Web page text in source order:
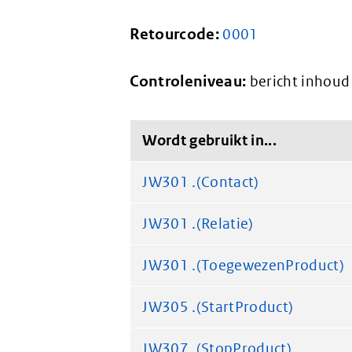
Retourcode: 0001
Controleniveau: bericht inhoud
Wordt gebruikt in...
JW301 .(Contact)
JW301 .(Relatie)
JW301 .(ToegewezenProduct)
JW305 .(StartProduct)
JW307 .(StopProduct)